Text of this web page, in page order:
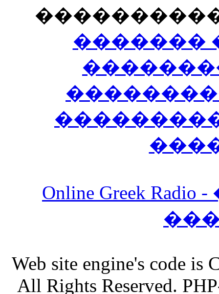
�������
Online Greek
Web site engine's code
All Rights Reserved.